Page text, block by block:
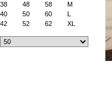
38
48 58
M
40
50 60
L
42
52 62 XL